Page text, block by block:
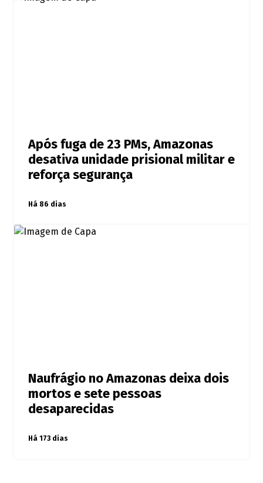
Após fuga de 23 PMs, Amazonas
desativa unidade prisional militar e
reforça segurança
Há 86 dias
Naufrágio no Amazonas deixa dois
mortos e sete pessoas
desaparecidas
Há 173 dias